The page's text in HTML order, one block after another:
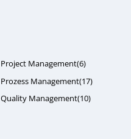
Project Management(6)
Prozess Management(17)
Quality Management(10)